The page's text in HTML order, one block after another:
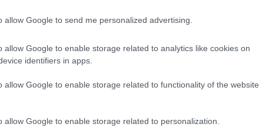
allow Google to send me personalized advertising.
allow Google to enable storage related to analytics like cookies on
identifiers in apps.
allow Google to enable storage related to functionality of the website
allow Google to enable storage related to personalization.
Paris Fashion Week, indossata da Rihanna,
vorrebbe portare al braccio un pezzo di storia
bag bianca, decorata di strass,
Le ricerche su piattaforme come Vestiaire